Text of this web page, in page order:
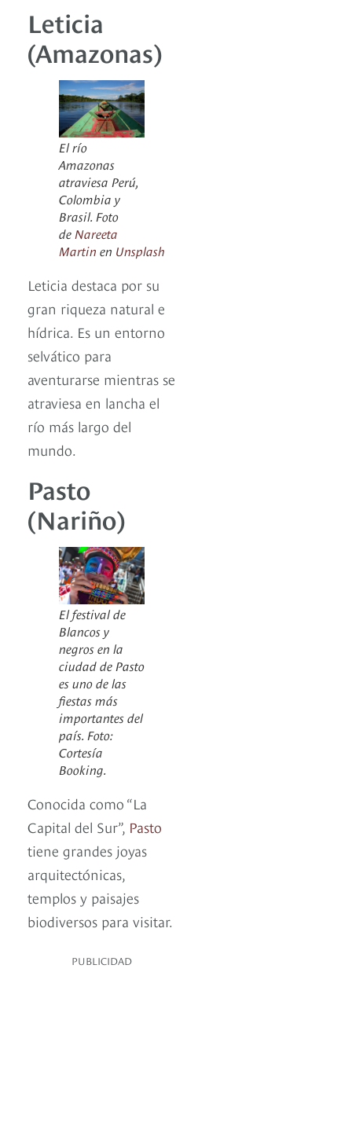
Leticia
(Amazonas)
El río
Amazonas
atraviesa Perú,
Colombia y
Brasil. Foto
de Nareeta
Martin en Unsplash
Leticia destaca por su
gran riqueza natural e
hídrica. Es un entorno
selvático para
aventurarse mientras se
atraviesa en lancha el
río más largo del
mundo.
Pasto
(Nariño)
El festival de
Blancos y
negros en la
ciudad de Pasto
es uno de las
fiestas más
importantes del
país. Foto:
Cortesía
Booking.
Conocida como “La
Capital del Sur”, Pasto
tiene grandes joyas
arquitectónicas,
templos y paisajes
biodiversos para visitar.
PUBLICIDAD